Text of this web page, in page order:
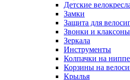
Детские
Замки
Защита для
Звонки и клаксоны
Зеркала
Инструменты
Колпачки на
Корзины на
Крылья